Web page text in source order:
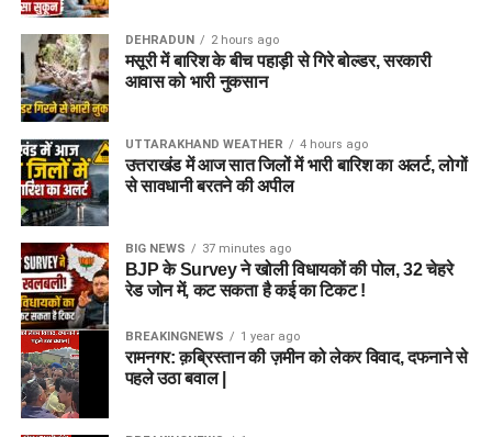
DEHRADUN 2 hours ago
मसूरी में बारिश के बीच पहाड़ी से गिरे बोल्डर, सरकारी
आवास को भारी नुकसान
UTTARAKHAND WEATHER 4 hours ago
उत्तराखंड में आज सात जिलों में भारी बारिश का अलर्ट, लोगों
से सावधानी बरतने की अपील
BIG NEWS 37 minutes ago
BJP के Survey ने खोली विधायकों की पोल, 32 चेहरे
रेड जोन में, कट सकता है कई का टिकट !
BREAKINGNEWS 1 year ago
रामनगर: क़ब्रिस्तान की ज़मीन को लेकर विवाद, दफनाने से
पहले उठा बवाल |